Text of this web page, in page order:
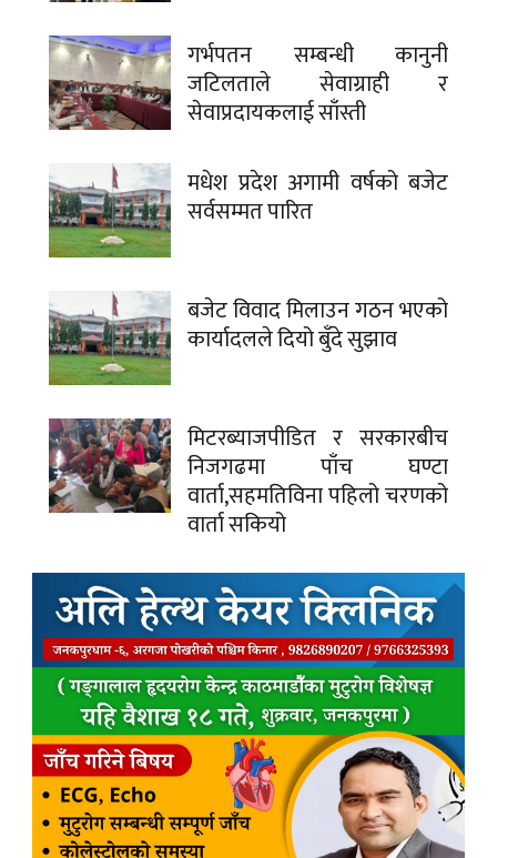
गर्भपतन सम्बन्धी कानुनी
जटिलताले सेवाग्राही र
सेवाप्रदायकलाई साँस्ती
मधेश प्रदेश अगामी वर्षको बजेट
सर्वसम्मत पारित
बजेट विवाद मिलाउन गठन भएको
कार्यादलले दियो बुँदे सुझाव
मिटरब्याजपीडित र सरकारबीच
निजगढमा पाँच घण्टा
वार्ता,सहमतिविना पहिलो चरणको
वार्ता सकियो